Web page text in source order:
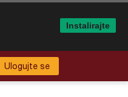
Ulogujte se
Instalirajte